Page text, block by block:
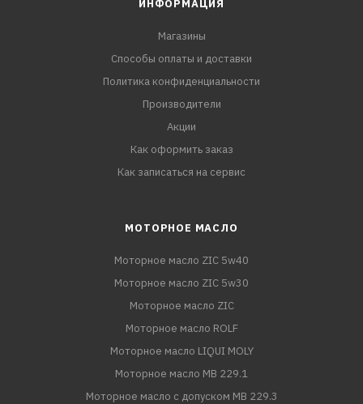
ИНФОРМАЦИЯ
Магазины
Способы оплаты и доставки
Политика конфиденциальности
Производители
Акции
Как оформить заказ
Как записаться на сервис
МОТОРНОЕ МАСЛО
Моторное масло ZIC 5w40
Моторное масло ZIC 5w30
Моторное масло ZIC
Моторное масло ROLF
Моторное масло LIQUI MOLY
Моторное масло MB 229.1
Моторное масло с допуском MB 229.3